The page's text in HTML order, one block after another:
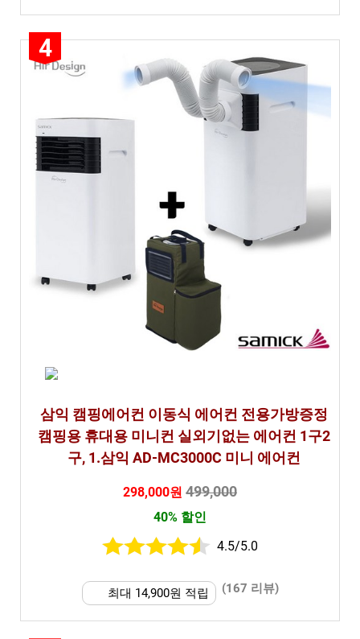
4
삼익 캠핑에어컨 이동식 에어컨 전용가방증정
캠핑용 휴대용 미니컨 실외기없는 에어컨 1구2
구, 1.삼익 AD-MC3000C 미니 에어컨
298,000원 499,000
40% 할인
4.5/5.0
최대 14,900원 적립 (167 리뷰)